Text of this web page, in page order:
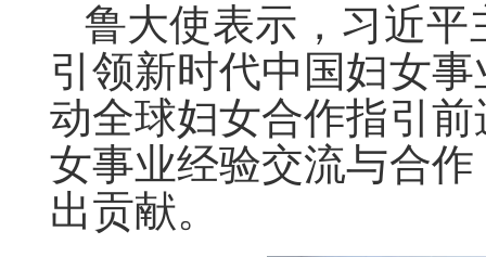
鲁大使表示，习近
引领新时代中国妇女
动全球妇女合作指引
女事业经验交流与合
出贡献。